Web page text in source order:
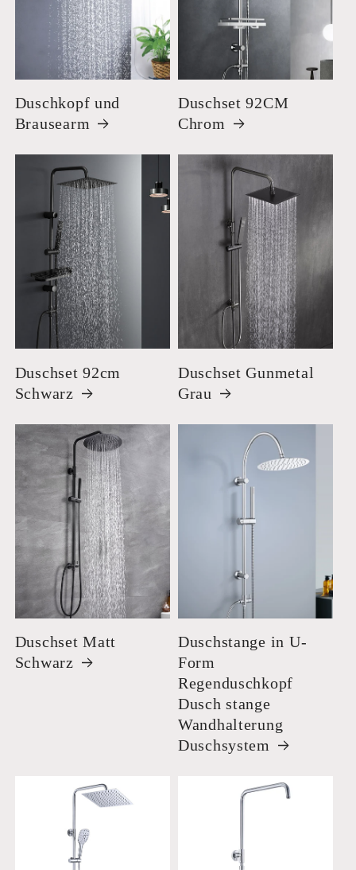
Duschkopf und
Brausearm
Duschset 92CM
Chrom
Duschset 92cm
Schwarz
Duschset Gunmetal
Grau
Duschset Matt
Schwarz
Duschstange in U-
Form
Regenduschkopf
Dusch stange
Wandhalterung
Duschsystem